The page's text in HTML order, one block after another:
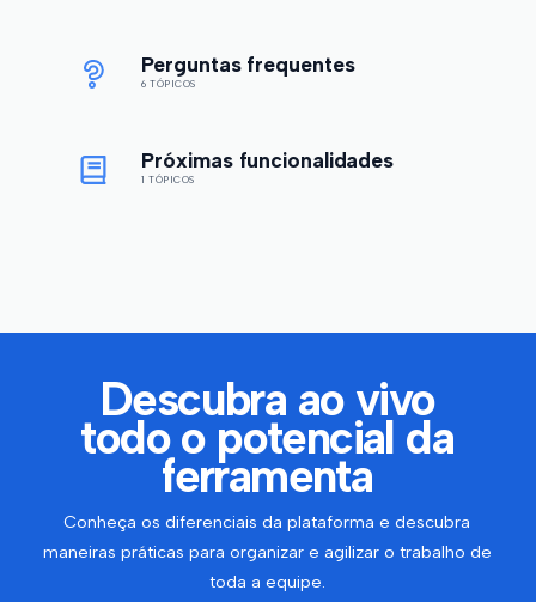
Perguntas frequentes
6 TÓPICOS
Próximas funcionalidades
1 TÓPICOS
Descubra ao vivo
todo o potencial da
ferramenta
Conheça os diferenciais da plataforma e descubra
maneiras práticas para organizar e agilizar o trabalho de
toda a equipe.